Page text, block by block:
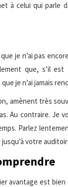
à celui qui parle
je n’ai pas
que, s’il
je n’ai jamais
amènent très
Au contraire. Je
Parlez
votre
avantage est